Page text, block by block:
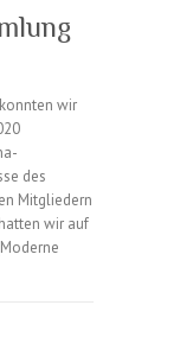
wir
des
Mitgliedern
wir auf